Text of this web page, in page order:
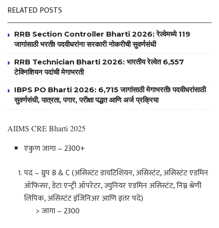
RELATED POSTS
RRB Section Controller Bharti 2026: रेल्वेमध्ये 119
जागांसाठी भरती! पदवीधरांना सरकारी नोकरीची सुवर्णसंधी
RRB Technician Bharti 2026: भारतीय रेल्वेत 6,557
टेक्निशियन पदांची मेगाभरती
IBPS PO Bharti 2026: 6,715 जागांसाठी मेगाभरती! पदवीधरांसाठी
सुवर्णसंधी, पात्रता, पगार, परीक्षा पद्धत आणि अर्ज प्रक्रिया
AIIMS CRE Bharti 2025
एकुण जागा – 2300+
पद – ग्रुप B & C (असिस्टंट डायटिशियन, असिस्टंट, असिस्टंट एडमिन
ऑफिसर, डेटा एन्ट्री ऑपरेटर, ज्युनियर एडमिन असिस्टंट, निम्न श्रेणी
लिपिक, असिस्टंट इंजिनिअर आणि इतर पदे)
> जागा – 2300